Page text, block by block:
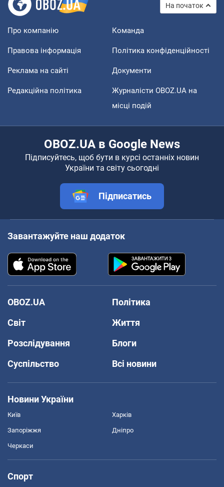
На початок
Про компанію Команда
Правова інформація Політика конфіденційності
Реклама на сайті Документи
Редакційна політика
Журналісти OBOZ.UA на
місці подій
OBOZ.UA в Google News
Підписуйтесь, щоб бути в курсі останніх новин
України та світу сьогодні
Підписатись
Завантажуйте наш додаток
OBOZ.UA
Політика
Світ
Життя
Розслідування
Блоги
Суспільство
Всі новини
Новини України
Київ Харків
Запоріжжя Дніпро
Черкаси
Спорт